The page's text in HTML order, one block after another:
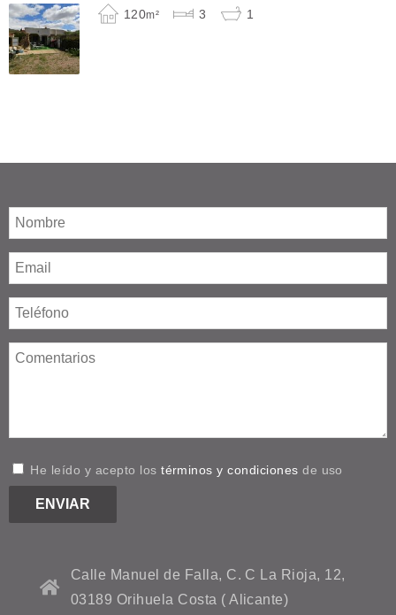
120m² 3 1
He leído y acepto lostérminos y condiciones de uso
Calle Manuel de Falla, C. C La Rioja, 12,
03189 Orihuela Costa ( Alicante)